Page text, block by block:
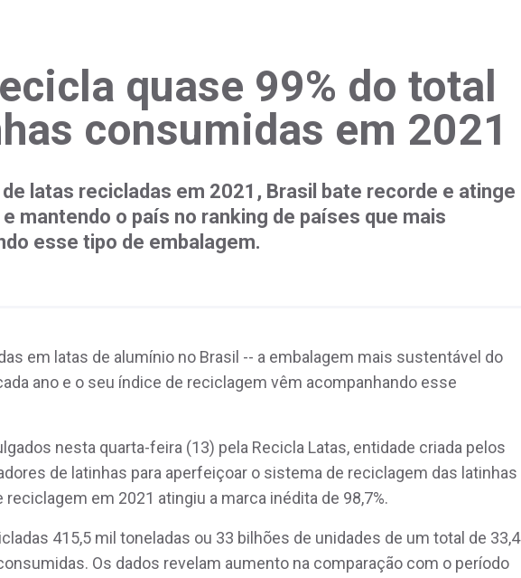
quase 99% do total
consumidas em 2021
latas recicladas em 2021, Brasil bate recorde e atinge
mantendo o país no ranking de países que mais
esse tipo de embalagem.
em latas de alumínio no Brasil -- a embalagem mais sustentável do
ano e o seu índice de reciclagem vêm acompanhando esse
nesta quarta-feira (13) pela Recicla Latas, entidade criada pelos
de latinhas para aperfeiçoar o sistema de reciclagem das latinhas
reciclagem em 2021 atingiu a marca inédita de 98,7%.
415,5 mil toneladas ou 33 bilhões de unidades de um total de 33,4
Os dados revelam aumento na comparação com o período